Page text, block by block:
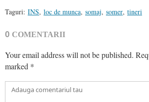
Taguri: INS, loc de munca, somaj, somer, tineri
0 COMENTARII
Your email address will not be published.
marked *